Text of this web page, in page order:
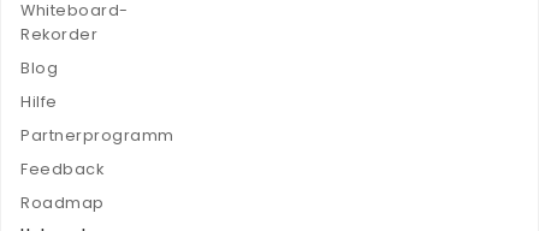
Whiteboard-
Rekorder
Blog
Hilfe
Partnerprogramm
Feedback
Roadmap